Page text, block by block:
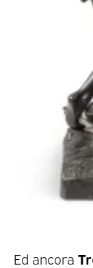
Ed ancora